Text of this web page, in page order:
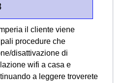
il cliente viene
procedure che
disattivazione di
wifi a casa e
a leggere troverete